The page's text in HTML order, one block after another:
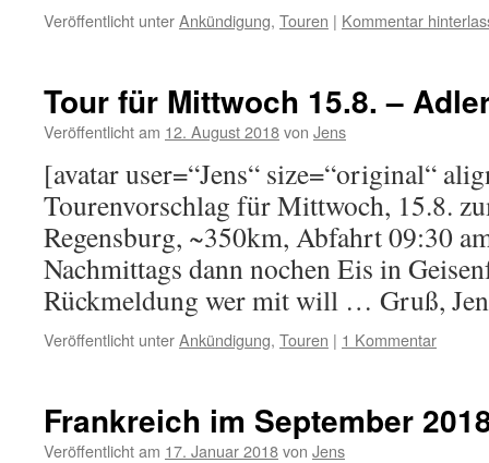
Veröffentlicht unterAnkündigung, Touren | Kommentar
Tour für Mittwoch 15.8. –
Veröffentlicht am 12. August 2018von Jens
[avatar user=“Jens“ size=“original“
Tourenvorschlag für Mittwoch, 15.8.
Regensburg, ~350km, Abfahrt 09:30
Nachmittags dann nochen Eis in
Rückmeldung wer mit will … Gruß,
Veröffentlicht unterAnkündigung, Touren | 1 Kommentar
Frankreich im September
Veröffentlicht am 17. Januar 2018von Jens